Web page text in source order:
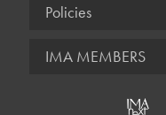
Policies
IMA MEMBERS